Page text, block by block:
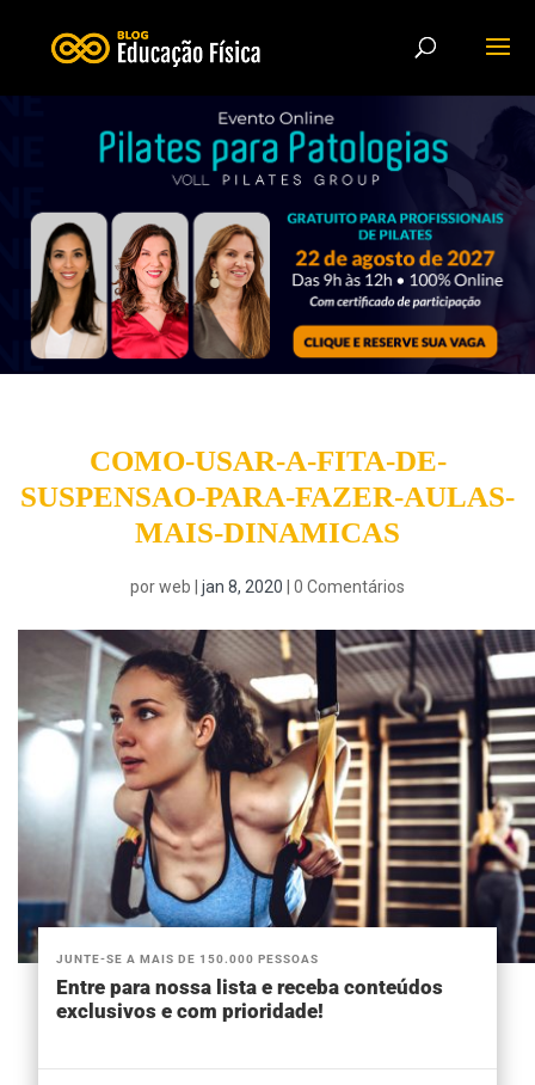
COMO-USAR-A-FITA-DE-
SUSPENSAO-PARA-FAZER-AULAS-
MAIS-DINAMICAS
porweb jan 8, 2020 0 Comentários
JUNTE-SE A MAIS DE 150.000 PESSOAS
Entre para nossa lista e receba conteúdos
exclusivos e com prioridade!